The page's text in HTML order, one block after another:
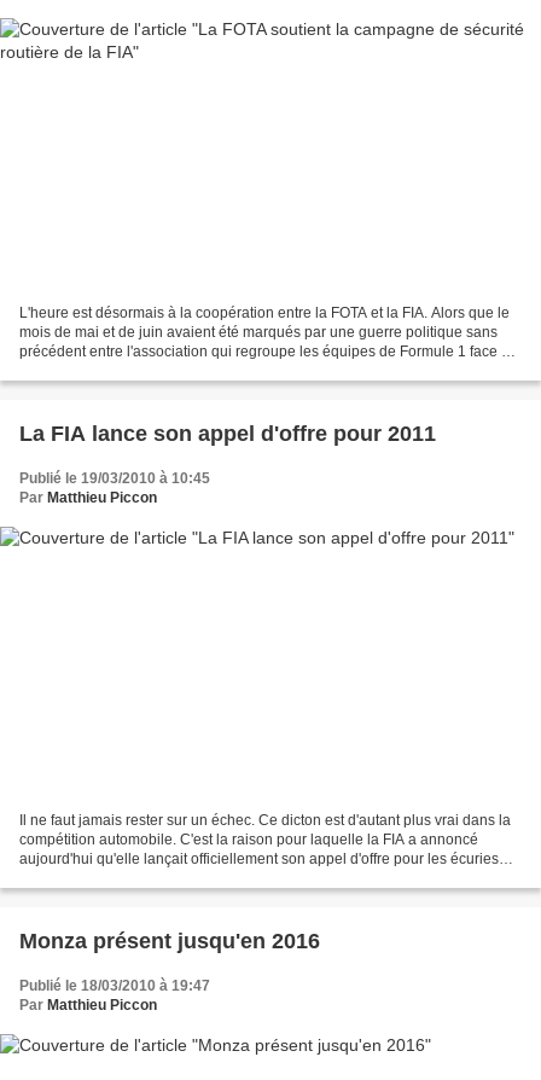
L'heure est désormais à la coopération entre la FOTA et la FIA. Alors que le
mois de mai et de juin avaient été marqués par une guerre politique sans
précédent entre l'association qui regroupe les équipes de Formule 1 face à
La FIA lance son appel d'offre pour 2011
Publié le 19/03/2010 à 10:45
Par Matthieu Piccon
Il ne faut jamais rester sur un échec. Ce dicton est d'autant plus vrai dans la
compétition automobile. C'est la raison pour laquelle la FIA a annoncé
aujourd'hui qu'elle lançait officiellement son appel d'offre pour les écuries
Monza présent jusqu'en 2016
Publié le 18/03/2010 à 19:47
Par Matthieu Piccon